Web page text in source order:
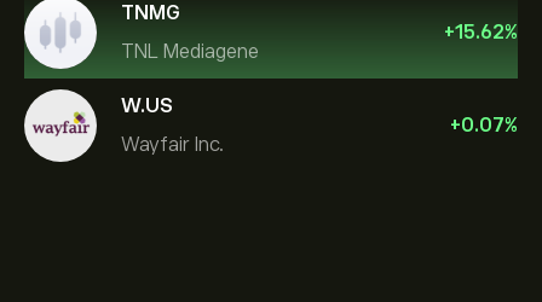
TNMG
TNL Mediagene
+15.62%
W.US
Wayfair Inc.
+0.07%